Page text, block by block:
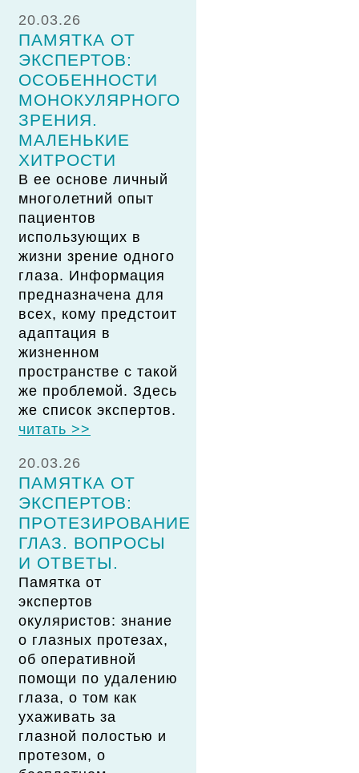
20.03.26
ПАМЯТКА ОТ
ЭКСПЕРТОВ:
ОСОБЕННОСТИ
МОНОКУЛЯРНОГО
ЗРЕНИЯ.
МАЛЕНЬКИЕ
ХИТРОСТИ
В ее основе личный
многолетний опыт
пациентов
использующих в
жизни зрение одного
глаза. Информация
предназначена для
всех, кому предстоит
адаптация в
жизненном
пространстве с такой
же проблемой. Здесь
же список экспертов.
читать >>
20.03.26
ПАМЯТКА ОТ
ЭКСПЕРТОВ:
ПРОТЕЗИРОВАНИЕ
ГЛАЗ. ВОПРОСЫ
И ОТВЕТЫ.
Памятка от
экспертов
окуляристов: знание
о глазных протезах,
об оперативной
помощи по удалению
глаза, о том как
ухаживать за
глазной полостью и
протезом, о